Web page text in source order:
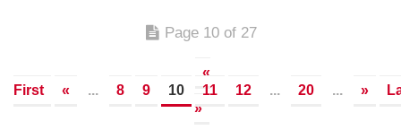
Page 10 of 27
«
First
« ... 8 9 10 11 12 ... 20 ... »
»